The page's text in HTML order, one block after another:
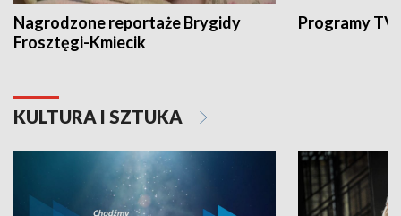
Nagrodzone reportaże Brygidy
Frosztęgi-Kmiecik
Programy
KULTURA I SZTUKA